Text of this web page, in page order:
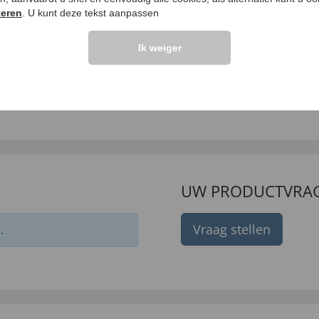
crème Wenkbrauwschaartje
UW
Vraag stellen
. U kunt deze tekst aanpassen
Ik weiger